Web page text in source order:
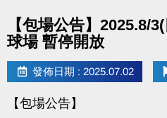
【包場公告】2025.8/
球場 暫停開放
發佈日期 : 2025.07.02
【包場公告】